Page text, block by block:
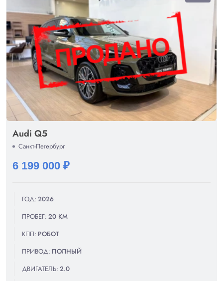
Audi Q5
Санкт-Петербург
6 199 000 ₽
ГОД: 2026
ПРОБЕГ: 20 КМ
КПП: РОБОТ
ПРИВОД: ПОЛНЫЙ
ДВИГАТЕЛЬ: 2.0